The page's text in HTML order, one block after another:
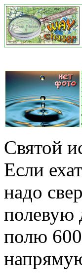
Святой
Если
надо
полевую
полю